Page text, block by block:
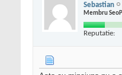
Sebastian
Membru
Reputatie: